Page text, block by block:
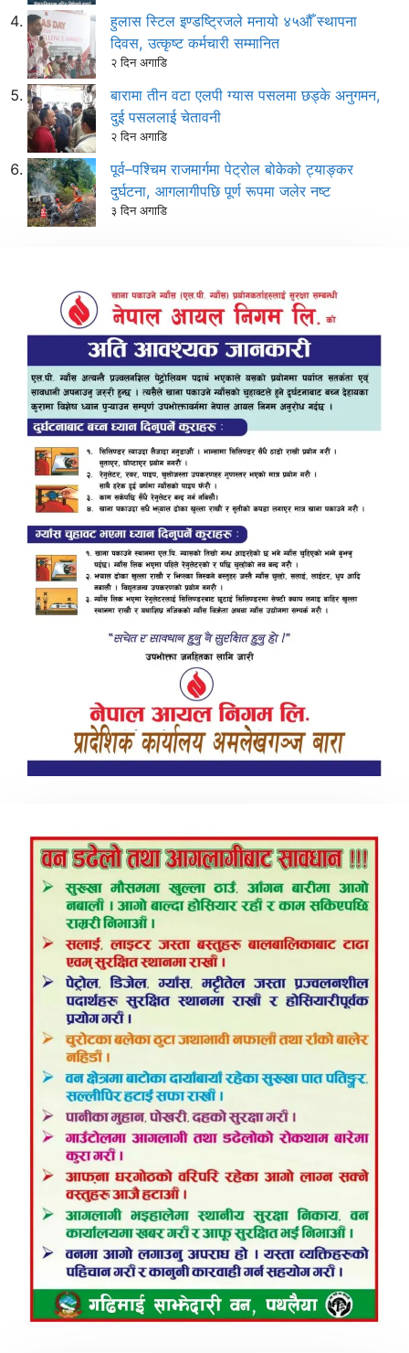
हुलास स्टिल इण्डष्ट्रिजले मनायो ४५औँ स्थापना
दिवस, उत्कृष्ट कर्मचारी सम्मानित
२ दिन अगाडि
बारामा तीन वटा एलपी ग्यास पसलमा छड्के अनुगमन,
दुई पसललाई चेतावनी
२ दिन अगाडि
पूर्व–पश्चिम राजमार्गमा पेट्रोल बोकेको ट्याङ्कर
दुर्घटना, आगलागीपछि पूर्ण रूपमा जलेर नष्ट
३ दिन अगाडि